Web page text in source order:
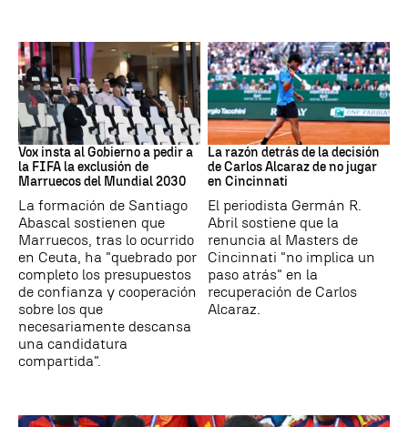
Mundial 2030
Vox insta al Gobierno a pedir a
la FIFA la exclusión de
Marruecos del Mundial 2030
La formación de Santiago
Abascal sostienen que
Marruecos, tras lo ocurrido
en Ceuta, ha "quebrado por
completo los presupuestos
de confianza y cooperación
sobre los que
necesariamente descansa
una candidatura
compartida".
Tenis
La razón detrás de la decisión
de Carlos Alcaraz de no jugar
en Cincinnati
El periodista Germán R.
Abril sostiene que la
renuncia al Masters de
Cincinnati "no implica un
paso atrás" en la
recuperación de Carlos
Alcaraz.